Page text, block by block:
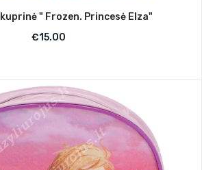
" Frozen. Princesė Elza"
€15.00